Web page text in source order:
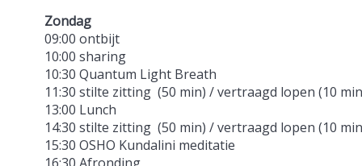
Zondag
09:00 ontbijt
10:00 sharing
10:30 Quantum Light Breath
11:30 stilte zitting (50 min) / vertraagd lopen (10
13:00 Lunch
14:30 stilte zitting (50 min) / vertraagd lopen (10
15:30 OSHO Kundalini meditatie